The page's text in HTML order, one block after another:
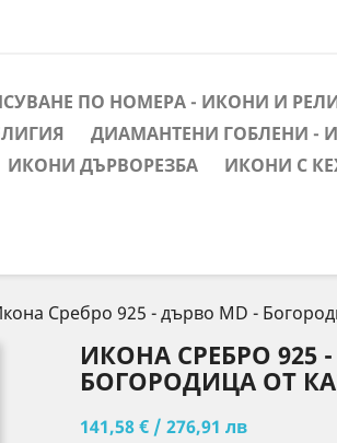
ПО НОМЕРА - ИКОНИ И
ДИАМАНТЕНИ ГОБЛЕНИ -
ИКОНИ ДЪРВОРЕЗБА ИКОНИ С
Сребро 925 - дърво MD -
ИКОНА СРЕБРО 925
БОГОРОДИЦА ОТ
141,58 € / 276,91 лв